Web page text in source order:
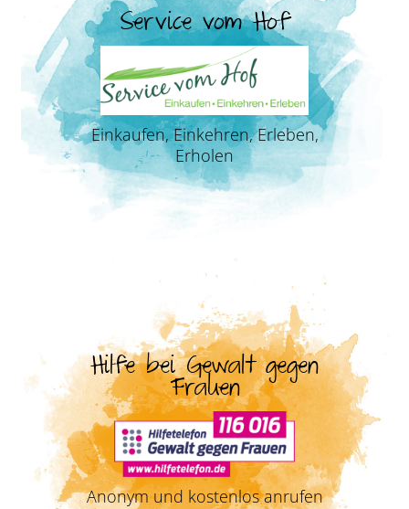
Service vom Hof
Einkaufen, Einkehren, Erleben,
Erholen
Hilfe bei Gewalt gegen
Frauen
Anonym und kostenlos anrufen